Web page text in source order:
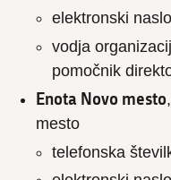
elektronski
vodja
pomočnik
Enota Novo mesto
mesto
telefonska